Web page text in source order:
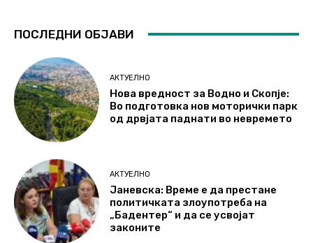
ПОСЛЕДНИ ОБЈАВИ
АКТУЕЛНО
Нова вредност за Водно и Скопје:
Во подготовка нов моторички парк
од дрвјата паднати во невремето
АКТУЕЛНО
Јаневска: Време е да престане
политичката злоупотреба на
„Бадентер“ и да се усвојат
законите